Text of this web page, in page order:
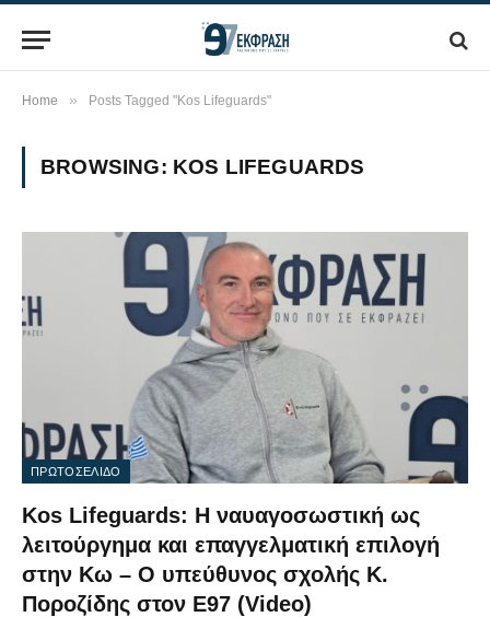
Home » Posts Tagged "Kos Lifeguards"
BROWSING: KOS LIFEGUARDS
ΠΡΩΤΟΣΕΛΙΔΟ
Kos Lifeguards: Η ναυαγοσωστική ως
λειτούργημα και επαγγελματική επιλογή
στην Κω – O υπεύθυνος σχολής Κ.
Ποροζίδης στον Ε97 (Video)